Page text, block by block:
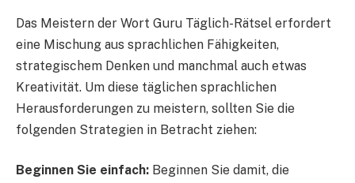
Das Meistern der Wort Guru Täglich-Rätsel erfordert
eine Mischung aus sprachlichen Fähigkeiten,
strategischem Denken und manchmal auch etwas
Kreativität. Um diese täglichen sprachlichen
Herausforderungen zu meistern, sollten Sie die
folgenden Strategien in Betracht ziehen:
Beginnen Sie einfach: Beginnen Sie damit, die